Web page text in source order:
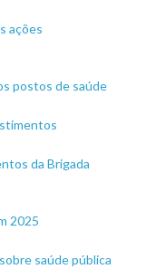
ações
postos de saúde
da Brigada
2025
saúde pública